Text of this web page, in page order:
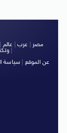
مصر عرب عالم
|
عن الموقع
سياسة